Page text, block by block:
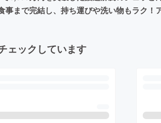
まで完結し、持ち運びや洗い物もラク
ェックしています